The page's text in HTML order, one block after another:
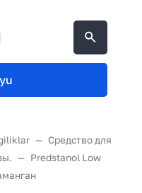
Средство для
Predstanol Low